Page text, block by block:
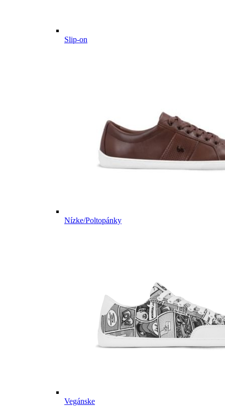
Slip-on
Nízke/Poltopánky
Vegánske